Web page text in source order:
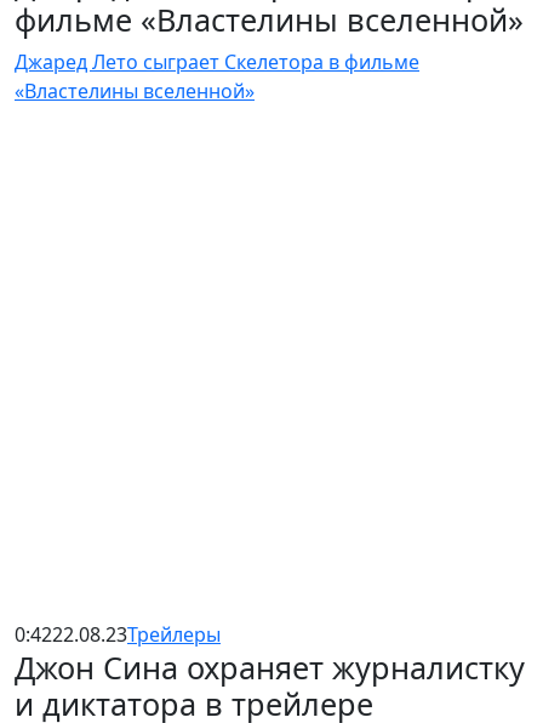
фильме «Властелины вселенной»
Джаред Лето сыграет Скелетора в фильме
«Властелины вселенной»
0:4222.08.23Трейлеры
Джон Сина охраняет журналистку
и диктатора в трейлере